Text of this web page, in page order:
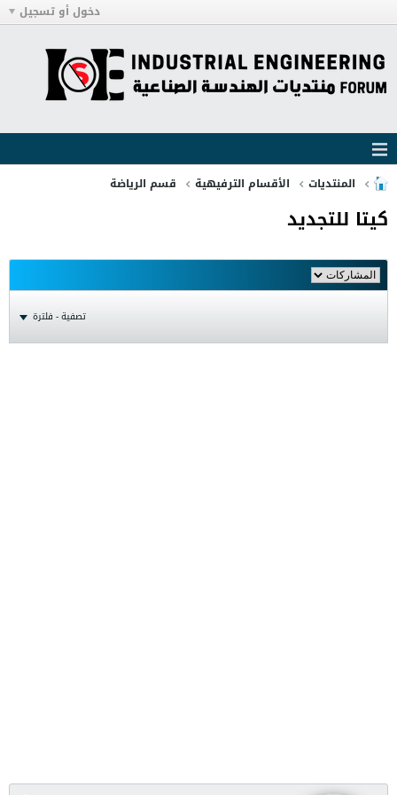
دخول أو تسجيل
المنتديات الأقسام الترفيهية قسم الرياضة
كيتا للتجديد
تصفية - فلترة